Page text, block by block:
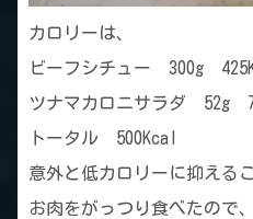
カロリーは、
ビーフシチュー 300g
ツナマカロニサラダ 52g
トータル 500Kcal
意外と低カロリーに抑える
お肉をがっつり食べたので